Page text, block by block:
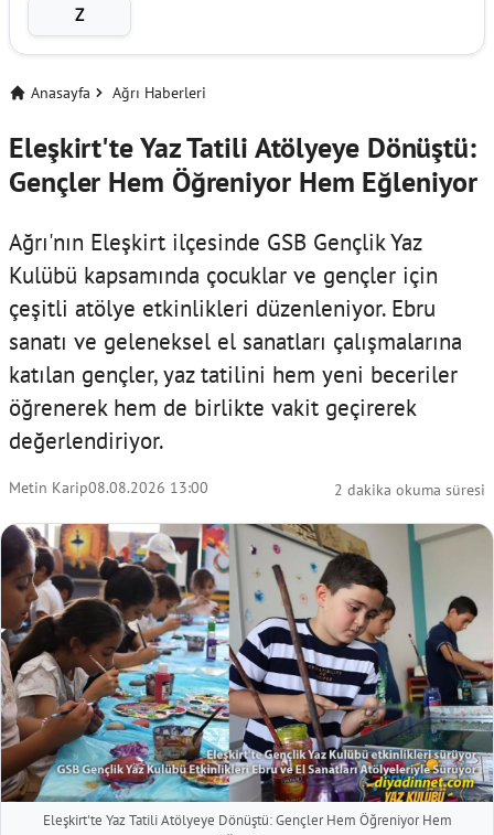
Z
Anasayfa Ağrı Haberleri
Eleşkirt'te Yaz Tatili Atölyeye Dönüştü:
Gençler Hem Öğreniyor Hem Eğleniyor
Ağrı'nın Eleşkirt ilçesinde GSB Gençlik Yaz
Kulübü kapsamında çocuklar ve gençler için
çeşitli atölye etkinlikleri düzenleniyor. Ebru
sanatı ve geleneksel el sanatları çalışmalarına
katılan gençler, yaz tatilini hem yeni beceriler
öğrenerek hem de birlikte vakit geçirerek
değerlendiriyor.
Metin Karip08.08.2026 13:00 2 dakika okuma süresi
Eleşkirt'te Yaz Tatili Atölyeye Dönüştü: Gençler Hem Öğreniyor Hem